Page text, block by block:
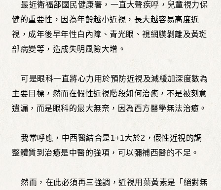
最近衛福部國民健康署，一直大聲疾呼，兒童視力保
健的重要性，因為年齡越小近視，長大越容易高度近
視，成年後早年性白內障、青光眼、視網膜剝離及黃斑
部病變等，造成失明風險大增。
可是眼科一直將心力用於預防近視及減緩加深度數為
主要目標，然而在假性近視階段如何治癒，不是被刻意
遺漏，而是眼科的最大無奈，因為西方醫學無法治癒。
我常呼應，中西醫結合是1+1大於2，假性近視的調
整體質到治癒是中醫的強項，可以彌補西醫的不足。
然而，在此必須再三強調，近視用葉黃素是「絕對無